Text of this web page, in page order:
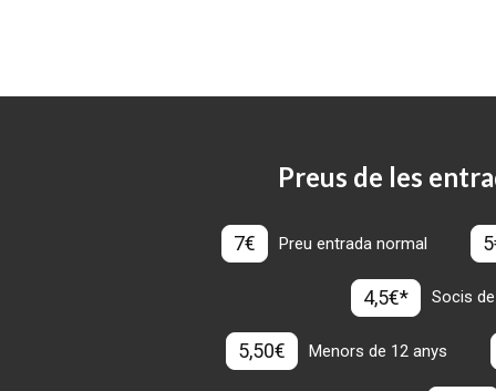
Preus de les
7€ Preu entrada normal
4,5€* Socis
5,50€ Menors de 12 anys